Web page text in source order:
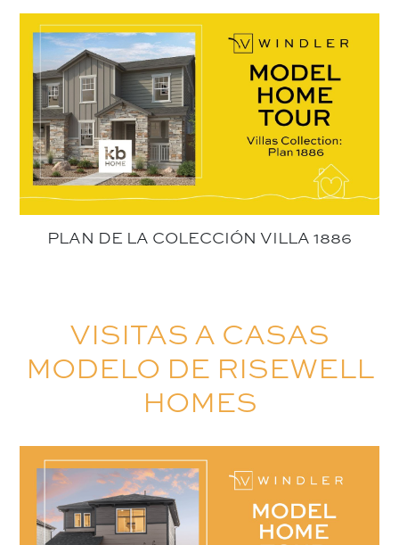
PLAN DE LA COLECCIÓN VILLA 1886
VISITAS A CASAS
MODELO DE RISEWELL
HOMES